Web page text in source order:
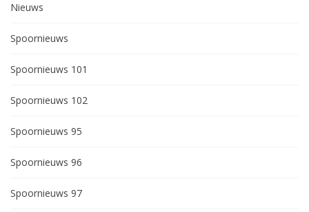
Nieuws
Spoornieuws
Spoornieuws 101
Spoornieuws 102
Spoornieuws 95
Spoornieuws 96
Spoornieuws 97